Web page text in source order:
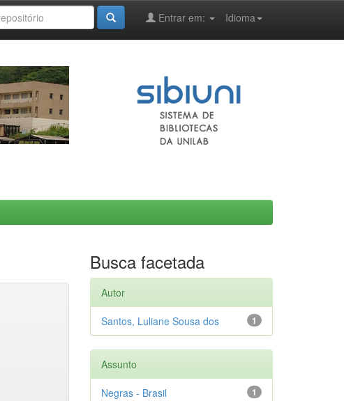
Idioma
Entrar em:
Busca facetada
Autor
1
Santos, Luliane Sousa dos
Assunto
1
Negras - Brasil